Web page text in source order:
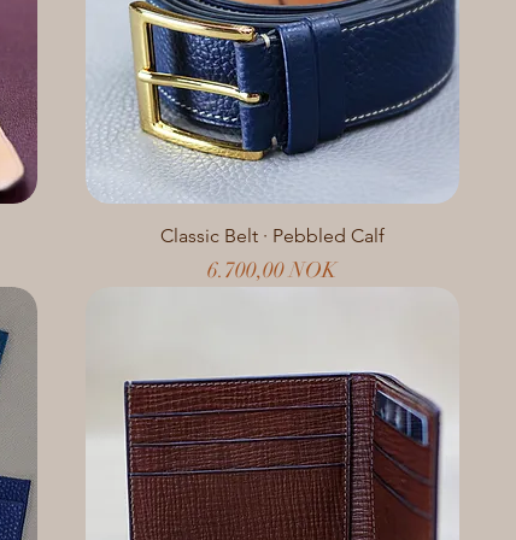
Classic Belt · Pebbled Calf
Preis
6.700,00 NOK